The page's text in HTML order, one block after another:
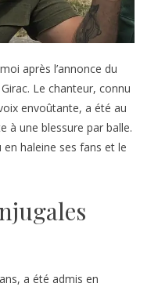
après l’annonce du
Le chanteur, connu
envoûtante, a été au
à une blessure par balle.
haleine ses fans et le
a été admis en